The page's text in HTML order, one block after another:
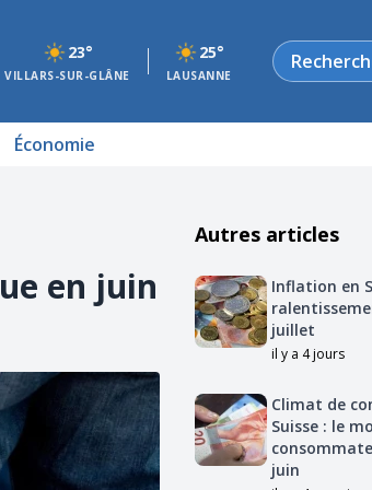
23°
VILLARS-SUR-GLÂNE
25°
LAUSANNE
Rechercher
Économie
en juin
Autres articles
Inflation en
juillet
il y a 4 jours
Climat de
Suisse : le
juin